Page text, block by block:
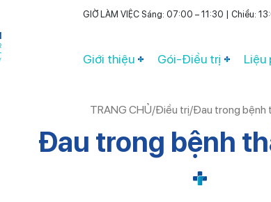
GIỜ LÀM VIỆC Sáng: 07:00 – 11:30 | Chiều:
Giới thiệu Gói-Điều trị Liệu
TRANG CHỦ/Điều trị/Đau trong bệnh
Đau trong bệnh